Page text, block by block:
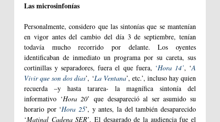
Las microsinfonías
Personalmente, considero que las sintonías que se mantenían
en vigor antes del cambio del día 3 de septiembre, tenían
todavía mucho recorrido por delante. Los oyentes
identificaban de inmediato un programa por su careta, sus
cortinillas y separadores, fuera el que fuera, ‘Hora 14’, ‘A
Vivir que son dos días’, ‘La Ventana’, etc.’, incluso hay quien
recuerda –y hasta tararea- la magnífica sintonía del
informativo ‘Hora 20’ que desapareció al ser asumido su
horario por ‘Hora 25’, y antes, la del también desaparecido
‘Matinal Cadena SER’. El desagrado de la audiencia fue el